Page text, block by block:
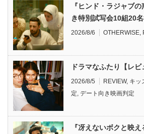
『ヒンド・ラジャブ
き特別試写会10組20
2026/8/6 OTHERWISE,
ドラマなふたり【レビ
2026/8/5 REVIEW, キッ
定, デート向き映画判定
『冴えないボクと映